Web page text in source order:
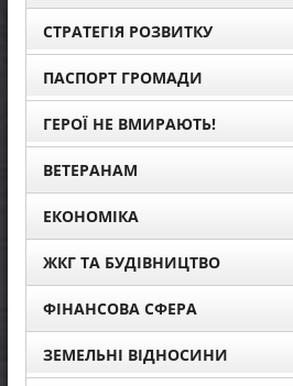
СТРАТЕГІЯ РОЗВИТКУ
ПАСПОРТ ГРОМАДИ
ГЕРОЇ НЕ ВМИРАЮТЬ!
ВЕТЕРАНАМ
ЕКОНОМІКА
ЖКГ ТА БУДІВНИЦТВО
ФІНАНСОВА СФЕРА
ЗЕМЕЛЬНІ ВІДНОСИНИ